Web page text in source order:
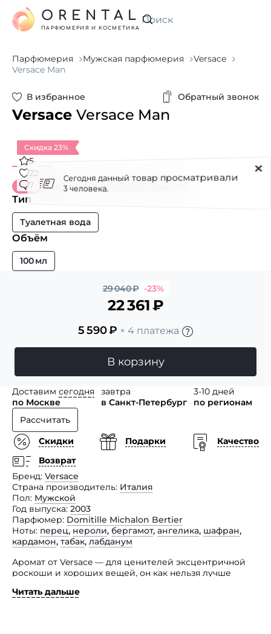
Искать
ORENTAL
ПАРФЮМЕРИЯ И КОСМЕТИКА
Парфюмерия Мужская парфюмерия
Versace
Versace Man
В избранное Обратный звонок
Versace Versace Man
Скидка 23%
5
22
7
Сегодня данный товар просматривали
Новый вид подбора товаров
Тип
Туалетная вода
Объём
100 мл
29 040₽ -23%
22 361₽
5 590₽ × 4 платежа
В корзину
Доставим сегодня
по Москве
завтра
в Санкт-Петербург
3-10 дней
по регионам
Рассчитать
Скидки
Подарки
Качество
Возврат
Бренд Versace
Страна производитель Италия
Пол Мужской
Год выпуска 2003
Парфюмер Domitille Michalon Bertier
Ноты перец, нероли, бергамот, ангелика, шафран,
кардамон, табак, лабданум
Аромат от Versace — для ценителей эксцентричной
роскоши и хороших вещей, он как нельзя лучше
Читать дальше